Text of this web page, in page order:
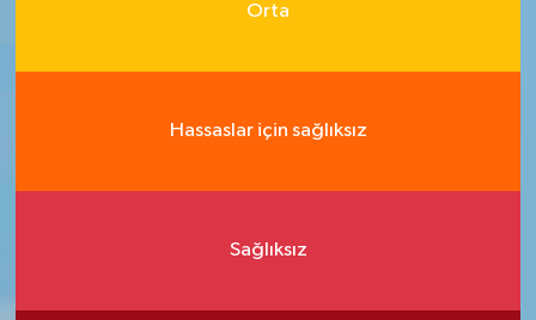
Orta
Hassaslar için sağlıksız
Sağlıksız